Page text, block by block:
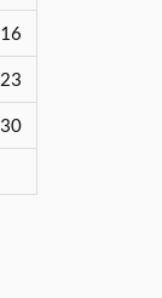
16
23
30